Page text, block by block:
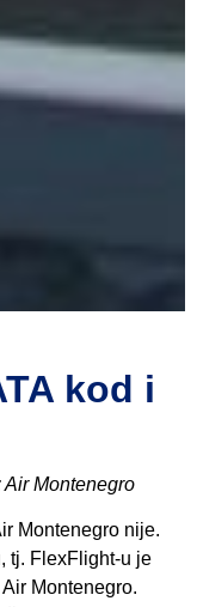
kod i
Montenegro
Montenegro nije.
tj. FlexFlight-u je
Montenegro.